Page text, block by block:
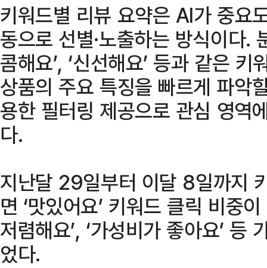
키워드별 리뷰 요약은 AI가 중요
동으로 선별·노출하는 방식이다.
콤해요’, ‘신선해요’ 등과 같은
상품의 주요 특징을 빠르게 파악
용한 필터링 제공으로 관심 영역
다.
지난달 29일부터 이달 8일까지
면 ‘맛있어요’ 키워드 클릭 비중
저렴해요’, ‘가성비가 좋아요’
었다.